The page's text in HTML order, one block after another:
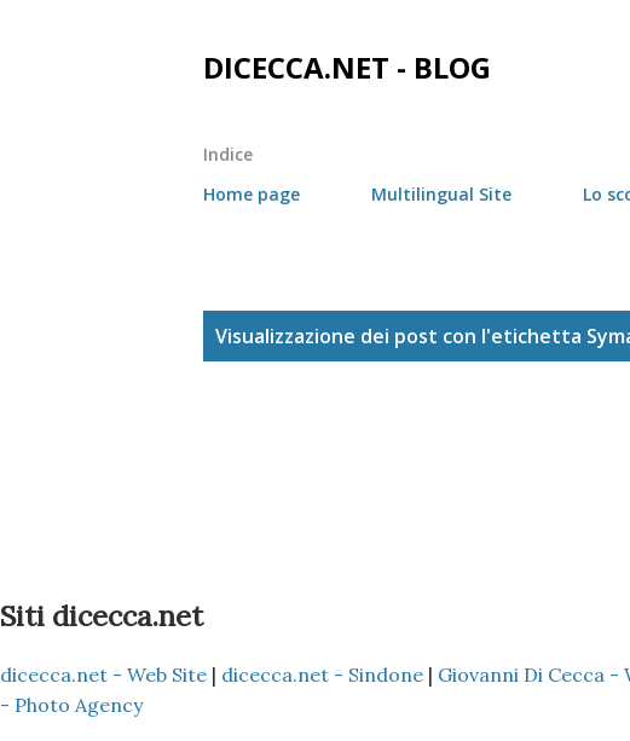
DICECCA.NET - BLOG
Indice
Home page
Multilingual Site Lo
Visualizzazione dei post con l'etichetta
Siti dicecca.net
dicecca.net - Web Site | dicecca.net - Sindone | Giovanni Di Cecca -
- Photo Agency